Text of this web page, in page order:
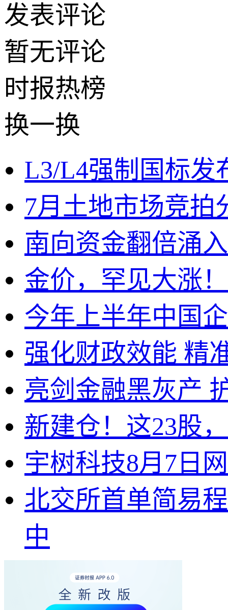
发表评论
暂无评论
时报热榜
换一换
L3/L4强制国标发
7月土地市场竞拍
南向资金翻倍涌
金价，罕见大涨！
今年上半年中国
强化财政效能 精
亮剑金融黑灰产
新建仓！这23股
宇树科技8月7日
北交所首单简易
中